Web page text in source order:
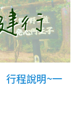
行程說明~一